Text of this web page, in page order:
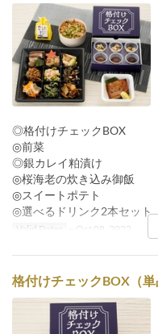
◎格付けチェックBOX
◎前菜
◎銀カレイ粕漬け
◎桜海老の炊き込み御飯
◎スイートポテト
◎選べるドリンク2本セット
Valid Dates ~ Oct 08, 2022
格付けチェックBOX（単